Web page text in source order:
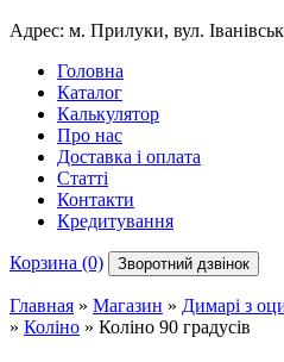
Адрес: м. Прилуки, вул.
Головна
Каталог
Калькулятор
Про нас
Доставка і оплата
Статті
Контакти
Кредитування
Корзина (0) Зворотний дзвінок
Главная » Магазин » Димарі з
» Коліно » Коліно 90 градусів